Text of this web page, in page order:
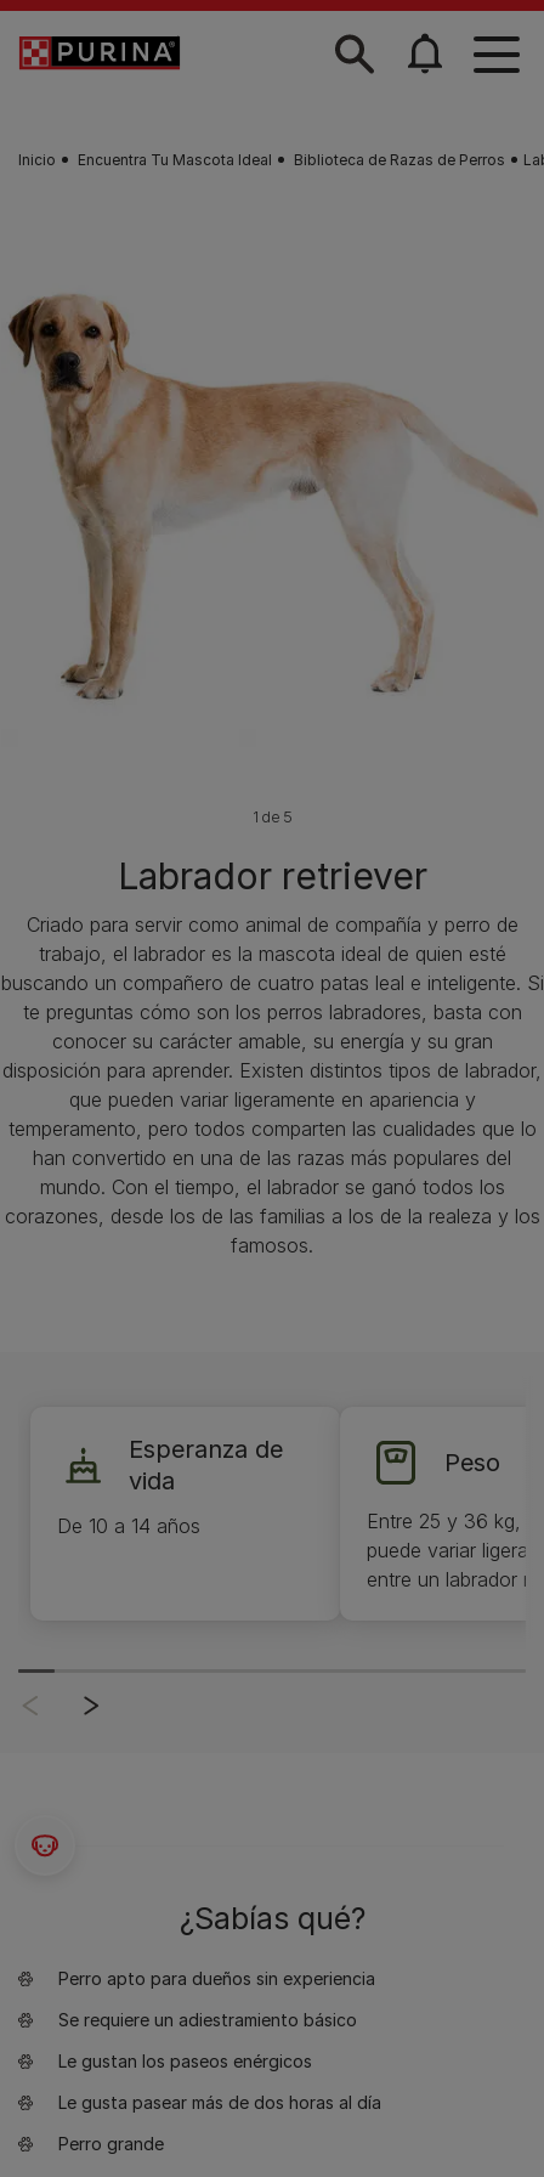
Skip to main content
Inicio Encuentra Tu Mascota Ideal Biblioteca de Razas de Perros
Labrador retriever
Criado para servir como animal de compañía y perro de
trabajo, el labrador es la mascota ideal de quien esté
buscando un compañero de cuatro patas leal e inteligente. Si
te preguntas cómo son los perros labradores, basta con
conocer su carácter amable, su energía y su gran
disposición para aprender. Existen distintos tipos de labrador,
que pueden variar ligeramente en apariencia y
temperamento, pero todos comparten las cualidades que lo
han convertido en una de las razas más populares del
mundo. Con el tiempo, el labrador se ganó todos los
corazones, desde los de las familias a los de la realeza y los
famosos.
1 de 5
Esperanza de
vida
De 10 a 14 años
Peso
Entre 25 y 36 kg,
puede variar
entre un labrador
¿Sabías qué?
Perro apto para dueños sin experiencia
Se requiere un adiestramiento básico
Le gustan los paseos enérgicos
Le gusta pasear más de dos horas al día
Perro grande